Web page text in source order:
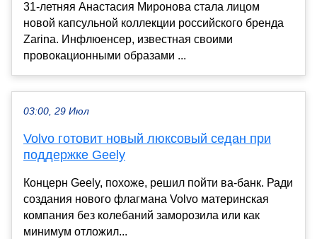
31-летняя Анастасия Миронова стала лицом
новой капсульной коллекции российского бренда
Zarina. Инфлюенсер, известная своими
провокационными образами ...
03:00, 29 Июл
Volvo готовит новый люксовый седан при
поддержке Geely
Концерн Geely, похоже, решил пойти ва-банк. Ради
создания нового флагмана Volvo материнская
компания без колебаний заморозила или как
минимум отложил...